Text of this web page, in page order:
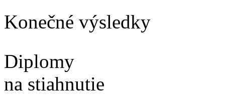
Konečné výsledky
Diplomy
na stiahnutie